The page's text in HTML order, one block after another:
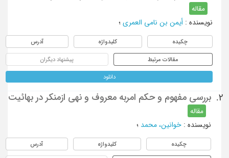
مقاله
نویسنده: أیمن بن نامي العمري؛
چکیده کلیدواژه آدرس
مقالات مرتبط پیشنهاد دیگران
دانلود
2. بررسی مفهوم و حکم امربه معروف و نهی ازمنکر در بهائیت
مقاله
نویسنده: خوانین، محمد؛
چکیده کلیدواژه آدرس